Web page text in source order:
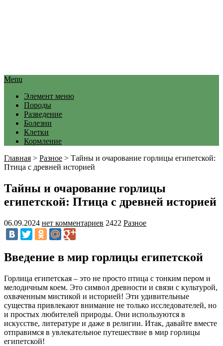
Menu
Элемент меню
Породы
Разведение
Болезни
Клетки
Кормление
Главная > Разное > Тайны и очарование горлицы египетской:
Птица с древней историей
Тайны и очарование горлицы
египетской: Птица с древней историей
06.09.2024 нет комментариев 2422 Разное
Введение в мир горлицы египетской
Горлица египетская – это не просто птица с тонким пером и
мелодичным коем. Это символ древности и связи с культурой,
охваченным мистикой и историей! Эти удивительные
существа привлекают внимание не только исследователей, но
и простых любителей природы. Они используются в
искусстве, литературе и даже в религии. Итак, давайте вместе
отправимся в увлекательное путешествие в мир горлицы
египетской!